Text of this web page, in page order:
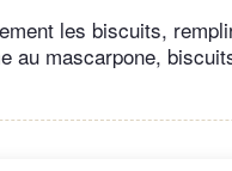
les biscuits,
au mascarpone,